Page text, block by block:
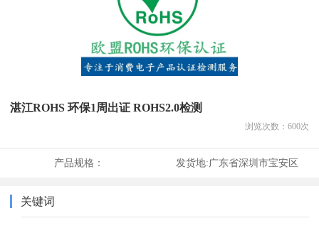
湛江ROHS 环保1周出证 ROHS2.0检测
浏览次数： 600次
产品规格： 发货地:广东省深圳市宝安区
关键词